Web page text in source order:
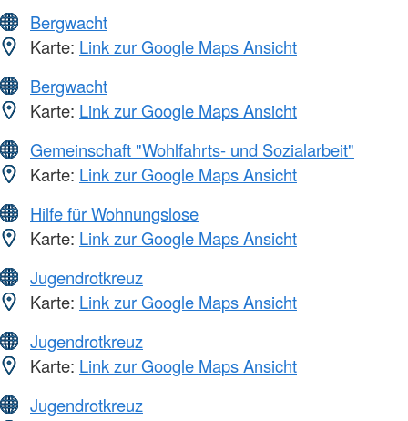
Bergwacht
Karte: Link zur Google Maps Ansicht
Bergwacht
Karte: Link zur Google Maps Ansicht
Gemeinschaft "Wohlfahrts- und Sozialarbeit"
Karte: Link zur Google Maps Ansicht
Hilfe für Wohnungslose
Karte: Link zur Google Maps Ansicht
Jugendrotkreuz
Karte: Link zur Google Maps Ansicht
Jugendrotkreuz
Karte: Link zur Google Maps Ansicht
Jugendrotkreuz